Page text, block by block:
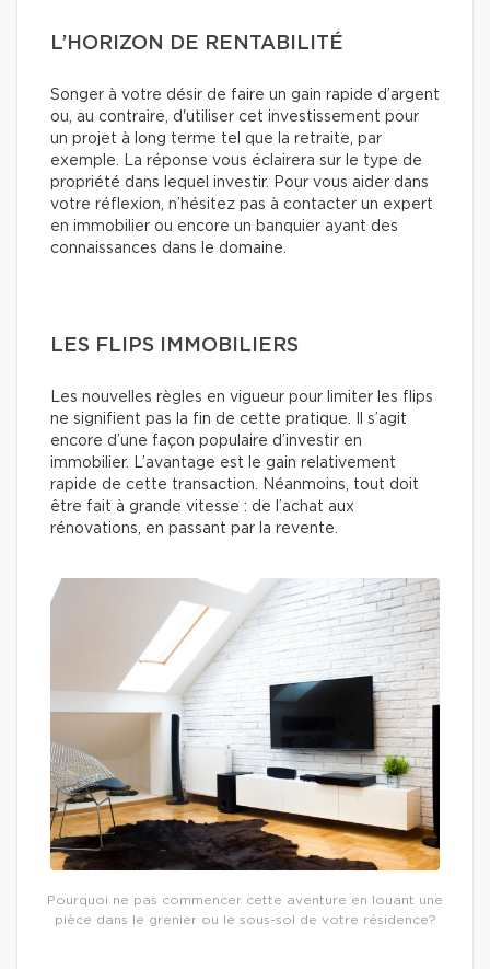
L’HORIZON DE RENTABILITÉ
Songer à votre désir de faire un gain rapide d’argent
ou, au contraire, d'utiliser cet investissement pour
un projet à long terme tel que la retraite, par
exemple. La réponse vous éclairera sur le type de
propriété dans lequel investir. Pour vous aider dans
votre réflexion, n’hésitez pas à contacter un expert
en immobilier ou encore un banquier ayant des
connaissances dans le domaine.
LES FLIPS IMMOBILIERS
Les nouvelles règles en vigueur pour limiter les flips
ne signifient pas la fin de cette pratique. Il s’agit
encore d’une façon populaire d’investir en
immobilier. L’avantage est le gain relativement
rapide de cette transaction. Néanmoins, tout doit
être fait à grande vitesse : de l’achat aux
rénovations, en passant par la revente.
Pourquoi ne pas commencer cette aventure en louant une
pièce dans le grenier ou le sous-sol de votre résidence?